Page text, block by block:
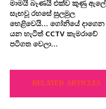
මාමයි බෑණයි එක්ව කුණු ඇලේ
සැඟවූ රහසේ සුලමුල
හෙළිවෙයි… ගෝනියේ දාගෙන
යන හැටිත් CCTV කැමරාවේ
පටිගත වෙලා…
RELATED ARTICLES